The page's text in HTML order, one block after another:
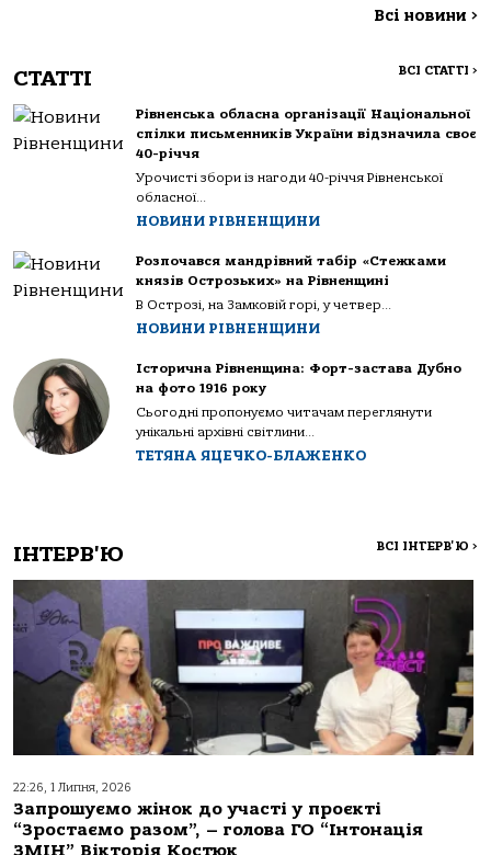
Всі новини >
СТАТТІ ВСІ СТАТТІ >
Рівненська обласна організації Національної
спілки письменників України відзначила своє
40-річчя
Урочисті збори із нагоди 40-річчя Рівненської
обласної...
НОВИНИ РІВНЕНЩИНИ
Розпочався мандрівний табір «Стежками
князів Острозьких» на Рівненщині
В Острозі, на Замковій горі, у четвер...
НОВИНИ РІВНЕНЩИНИ
Історична Рівненщина: Форт-застава Дубно
на фото 1916 року
Сьогодні пропонуємо читачам переглянути
унікальні архівні світлини...
ТЕТЯНА ЯЦЕЧКО-БЛАЖЕНКО
ІНТЕРВ'Ю ВСІ ІНТЕРВ'Ю >
22:26, 1 Липня, 2026
Запрошуємо жінок до участі у проєкті
“Зростаємо разом”, – голова ГО “Інтонація
ЗМІН” Вікторія Костюк